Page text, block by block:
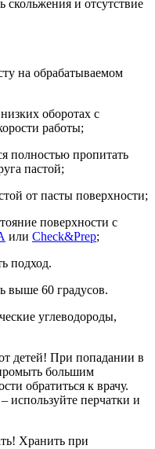
и отсутствие
на обрабатываемом
оборотах с
работы;
полностью пропитать
пастой;
от пасты поверхности;
поверхности с
или Check&Prep;
подход.
выше 60 градусов.
углеводороды,
детей! При попадании в
большим
обратиться к врачу.
используйте перчатки и
Хранить при